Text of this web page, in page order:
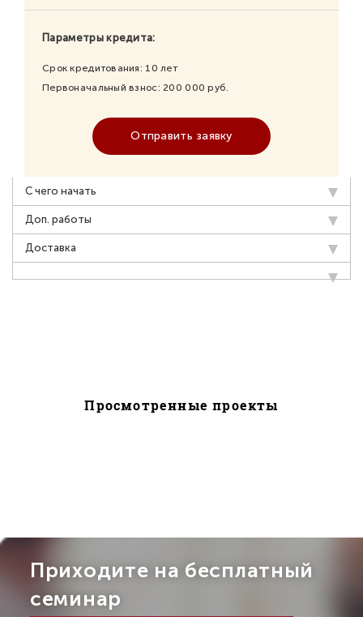
Параметры кредита:
Срок кредитования: 10 лет
Первоначальный взнос: 200 000 руб.
Отправить заявку
С чего начать
Доп. работы
Доставка
Просмотренные проекты
Приходите на бесплатный
семинар